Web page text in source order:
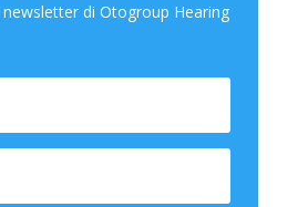
di Otogroup Hearing